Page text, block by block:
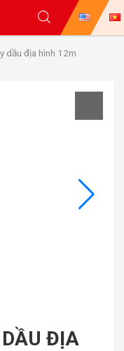
dầu địa hình 12m
DẦU ĐỊA